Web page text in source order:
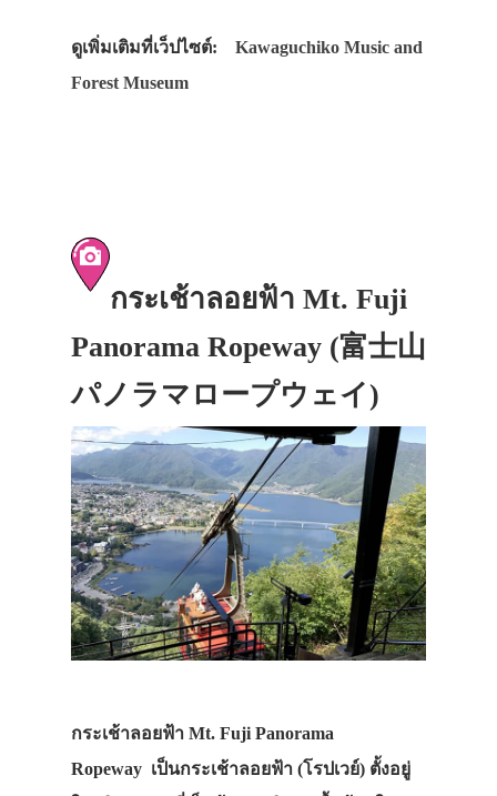
ดูเพิ่มเติมที่เว็ปไซต์: Kawaguchiko Music and
Forest Museum
กระเช้าลอยฟ้า Mt. Fuji
Panorama Ropeway (富士山
パノラマロープウェイ)
กระเช้าลอยฟ้า Mt. Fuji Panorama
Ropeway เป็นกระเช้าลอยฟ้า (โรปเวย์) ตั้งอยู่